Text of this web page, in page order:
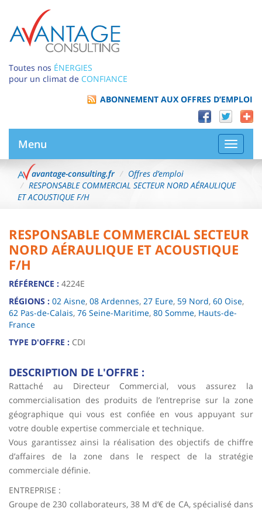
Toutes nos ÉNERGIES
pour un climat de CONFIANCE
ABONNEMENT AUX OFFRES D’EMPLOI
la
Menu
avantage-consulting.fr
Offres d’emploi
RESPONSABLE COMMERCIAL SECTEUR NORD AÉRAULIQUE
ET ACOUSTIQUE F/H
RESPONSABLE COMMERCIAL SECTEUR
NORD AÉRAULIQUE ET ACOUSTIQUE
F/H
RÉFÉRENCE : 4224E
RÉGIONS : 02 Aisne, 08 Ardennes, 27 Eure, 59 Nord, 60 Oise,
62 Pas-de-Calais, 76 Seine-Maritime, 80 Somme, Hauts-de-
France
TYPE D'OFFRE : CDI
DESCRIPTION DE L'OFFRE :
Rattaché au Directeur Commercial, vous assurez la
commercialisation des produits de l’entreprise sur la zone
géographique qui vous est confiée en vous appuyant sur
votre double expertise commerciale et technique.
Vous garantissez ainsi la réalisation des objectifs de chiffre
d’affaires de la zone dans le respect de la stratégie
commerciale définie.
ENTREPRISE :
Groupe de 230 collaborateurs, 38 M d’€ de CA, spécialisé dans